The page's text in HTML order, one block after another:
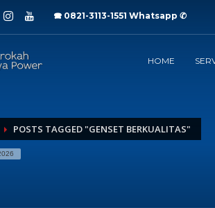
2026
Maret 2026
2026
2026
🕿 0821-3113-1551 Whatsapp ✆
HOME
POSTS TAGGED "GENSET BERKUALITAS"